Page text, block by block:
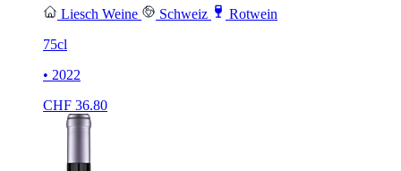
Liesch Weine Schweiz
Rotwein
75cl
• 2022
CHF 36.80